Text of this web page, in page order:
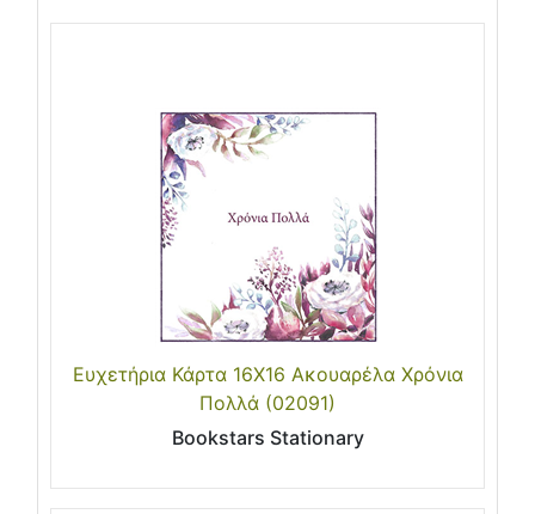
Ευχετήρια Κάρτα 16X16 Ακουαρέλα Χρόνια
Πολλά (02091)
Bookstars Stationary